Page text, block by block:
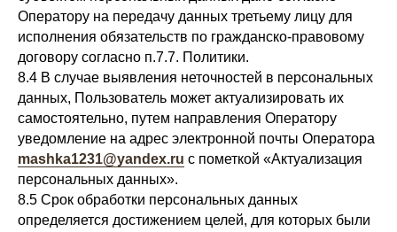
Оператору на передачу данных третьему лицу для
исполнения обязательств по гражданско-правовому
договору согласно п.7.7. Политики.
8.4 В случае выявления неточностей в персональных
данных, Пользователь может актуализировать их
самостоятельно, путем направления Оператору
уведомление на адрес электронной почты Оператора
mashka1231@yandex.ru с пометкой «Актуализация
персональных данных».
8.5 Срок обработки персональных данных
определяется достижением целей, для которых были